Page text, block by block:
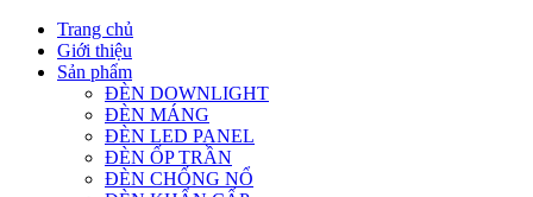
Trang chủ
Giới thiệu
Sản phẩm
ĐÈN DOWNLIGHT
ĐÈN MÁNG
ĐÈN LED PANEL
ĐÈN ỐP TRẦN
ĐÈN CHỐNG NỔ